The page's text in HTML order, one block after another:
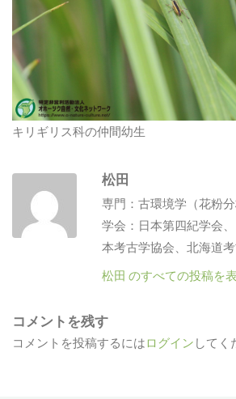
キリギリス科の仲間幼生
松田
専門：古環境学（花粉
学会：日本第四紀学会
本考古学協会、北海道
松田 のすべての投稿を
コメントを残す
コメントを投稿するにはログイン してく